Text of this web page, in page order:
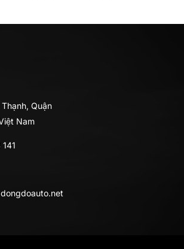
Quận
Nam
-dongdoauto.net